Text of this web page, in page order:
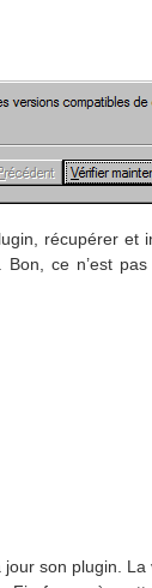
récupérer et
Bon, ce n’est
son plugin.